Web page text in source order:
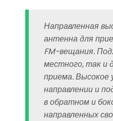
Направленная
антенна для
FM-вещания.
местного, так и
приема. Высокое
направлении и
в обратном и
направленных